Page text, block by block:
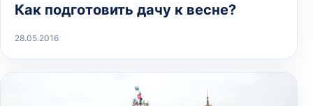
Как подготовить дачу к весне?
28.05.2016